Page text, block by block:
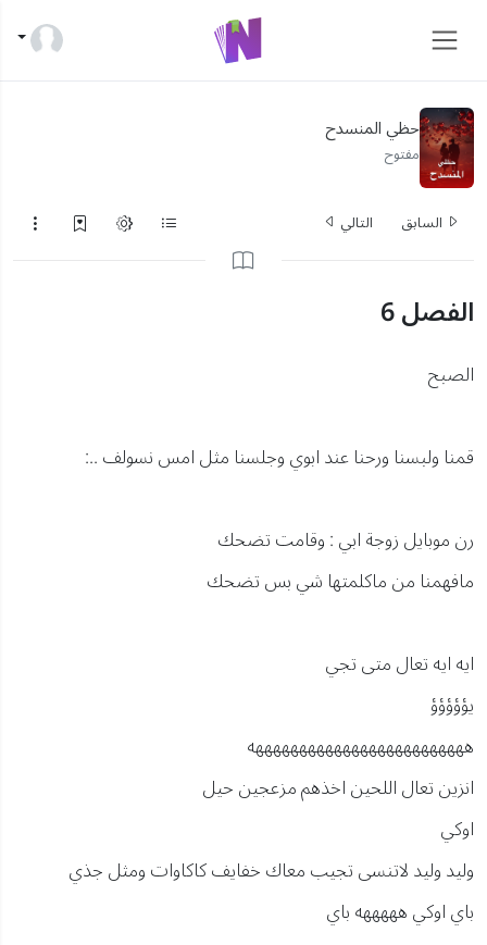
حظي المنسدح
مفتوح
السابق التالي
الفصل 6
الصبح
قمنا ولبسنا ورحنا عند ابوي وجلسنا مثل امس نسولف ..:
رن موبايل زوجة ابي : وقامت تضحك
مافهمنا من ماكلمتها شي بس تضحك
ايه ايه تعال متى تجي
يؤؤؤؤؤ
هههههههههههههههههههههههههه
انزين تعال اللحين اخذهم مزعجين حيل
اوكي
وليد وليد لاتنسى تجيب معاك خفايف كاكاوات ومثل جذي
باي اوكي هههههه باي